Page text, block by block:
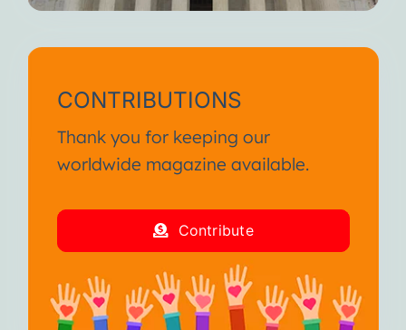
CONTRIBUTIONS
Thank you for keeping our
worldwide magazine available.
Contribute